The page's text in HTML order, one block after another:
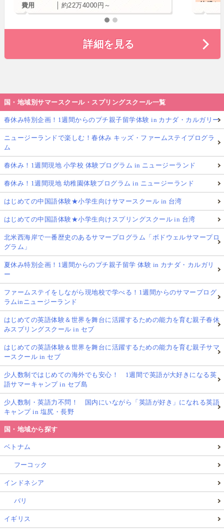
費用
約22万4000円～ 幼児か
春休
詳細を見る
国・地域別サマースクール・スプリングスクール一覧
春休み特別企画！1週間からのプチ親子留学体験 in カナダ・カルガリー
ニュージーランドで楽しむ！春休み キッズ・ファームステイプログラ
ム
春休み！1週間現地 小学校 体験プログラム in ニュージーランド
春休み！1週間現地 幼稚園体験プログラム in ニュージーランド
はじめての中国語体験★小学生向けサマースクール in 台湾
はじめての中国語体験★小学生向けスプリングスクール in 台湾
北米西海岸で一番歴史のあるサマープログラム「ボドウェルサマープロ
グラム」
夏休み特別企画！1週間からのプチ親子留学 体験 in カナダ・カルガリ
ー
ファームステイをしながら現地校で学べる！1週間からのサマープログ
ラムinニュージーランド
はじめての英語体験＆世界を舞台に活躍するための能力を育む親子春休
みスプリングスクール in セブ
はじめての英語体験＆世界を舞台に活躍するための能力を育む親子サマ
ースクール in セブ
少人数制ではじめての海外でも安心！ 1週間で英語が大好きになる英
語サマーキャンプ in セブ島
少人数制・英語力不問！ 国内にいながら「英語が好き」になれる英語
キャンプ in 塩尻・長野
国・地域から探す
ベトナム
フーコック
インドネシア
バリ
イギリス